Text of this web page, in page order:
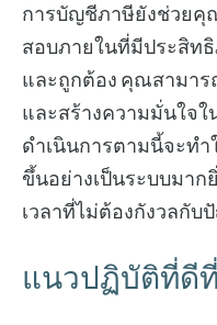
การบัญชีภาษียังช่วยคุ
สอบภายในที่มีประสิท
และถูกต้อง คุณสามา
และสร้างความมั่นใจ
ดำเนินการตามนี้จะทำ
ขึ้นอย่างเป็นระบบมา
เวลาที่ไม่ต้องกังวลกั
แนวปฏิบัติที่ดี